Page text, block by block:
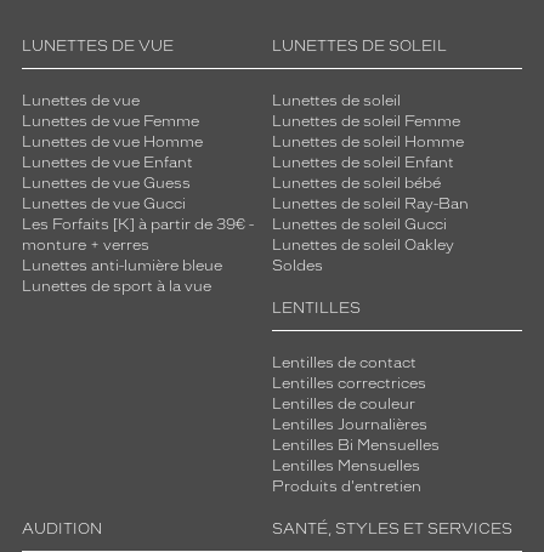
LUNETTES DE VUE
Lunettes de vue
Lunettes de vue Femme
Lunettes de vue Homme
Lunettes de vue Enfant
Lunettes de vue Guess
Lunettes de vue Gucci
Les Forfaits [K] à partir de 39€ -
monture + verres
Lunettes anti-lumière bleue
Lunettes de sport à la vue
LUNETTES DE SOLEIL
Lunettes de soleil
Lunettes de soleil Femme
Lunettes de soleil Homme
Lunettes de soleil Enfant
Lunettes de soleil bébé
Lunettes de soleil Ray-Ban
Lunettes de soleil Gucci
Lunettes de soleil Oakley
Soldes
LENTILLES
Lentilles de contact
Lentilles correctrices
Lentilles de couleur
Lentilles Journalières
Lentilles Bi Mensuelles
Lentilles Mensuelles
Produits d'entretien
AUDITION SANTÉ, STYLES ET SERVICES